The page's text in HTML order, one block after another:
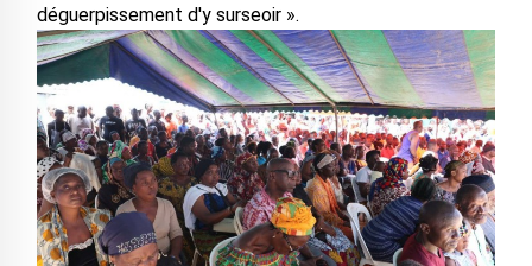
déguerpissement d'y surseoir ».